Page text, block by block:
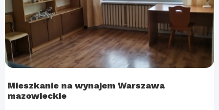
Mieszkanie na wynajem Warszawa
mazowieckie